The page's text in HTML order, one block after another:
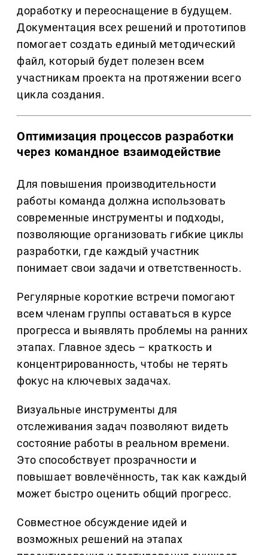
доработку и переоснащение в будущем.
Документация всех решений и прототипов
помогает создать единый методический
файл, который будет полезен всем
участникам проекта на протяжении всего
цикла создания.
Оптимизация процессов разработки
через командное взаимодействие
Для повышения производительности
работы команда должна использовать
современные инструменты и подходы,
позволяющие организовать гибкие циклы
разработки, где каждый участник
понимает свои задачи и ответственность.
Регулярные короткие встречи помогают
всем членам группы оставаться в курсе
прогресса и выявлять проблемы на ранних
этапах. Главное здесь – краткость и
концентрированность, чтобы не терять
фокус на ключевых задачах.
Визуальные инструменты для
отслеживания задач позволяют видеть
состояние работы в реальном времени.
Это способствует прозрачности и
повышает вовлечённость, так как каждый
может быстро оценить общий прогресс.
Совместное обсуждение идей и
возможных решений на этапах